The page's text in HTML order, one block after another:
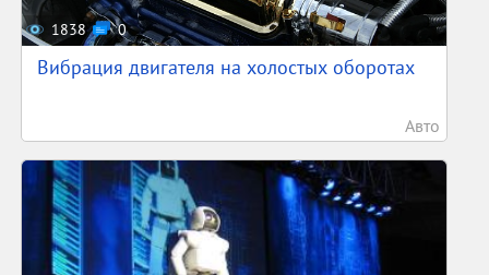
1838 0
Вибрация двигателя на холостых оборотах
Авто